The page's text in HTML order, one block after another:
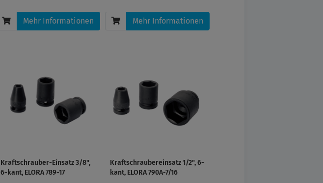
Mehr Informationen Mehr Informationen
Kraftschrauber-Einsatz 3/8",
6-kant, ELORA 789-17
Kraftschraubereinsatz 1/2", 6-
kant, ELORA 790A-7/16